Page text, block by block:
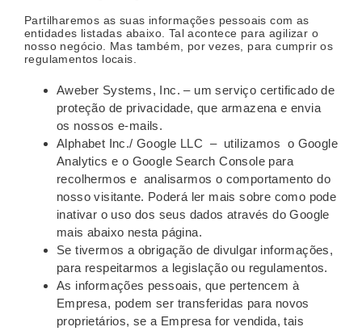
Partilharemos as suas informações pessoais com as
entidades listadas abaixo. Tal acontece para agilizar o
nosso negócio. Mas também, por vezes, para cumprir os
regulamentos locais.
Aweber Systems, Inc. – um serviço certificado de
proteção de privacidade, que armazena e envia
os nossos e-mails.
Alphabet Inc./ Google LLC – utilizamos o Google
Analytics e o Google Search Console para
recolhermos e analisarmos o comportamento do
nosso visitante. Poderá ler mais sobre como pode
inativar o uso dos seus dados através do Google
mais abaixo nesta página.
Se tivermos a obrigação de divulgar informações,
para respeitarmos a legislação ou regulamentos.
As informações pessoais, que pertencem à
Empresa, podem ser transferidas para novos
proprietários, se a Empresa for vendida, tais